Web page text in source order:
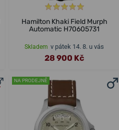
Hamilton Khaki Field Murph
Automatic H70605731
Skladem v pátek 14. 8. u vás
28 900 Kč
NA PRODEJNĚ